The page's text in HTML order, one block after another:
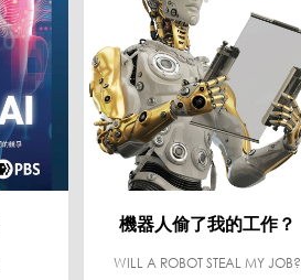
機器人偷了我的工作？
WILL A ROBOT STEAL MY JOB?